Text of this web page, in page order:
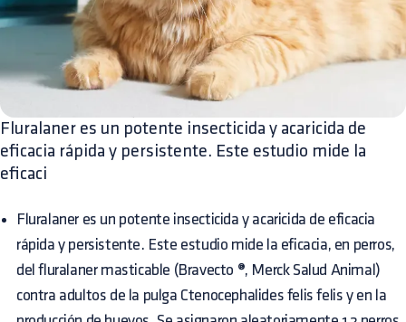
Fluralaner es un potente insecticida y acaricida de
eficacia rápida y persistente. Este estudio mide la
eficaci
Fluralaner es un potente insecticida y acaricida de eficacia
rápida y persistente. Este estudio mide la eficacia, en perros,
del fluralaner masticable (Bravecto ®, Merck Salud Animal)
contra adultos de la pulga Ctenocephalides felis felis y en la